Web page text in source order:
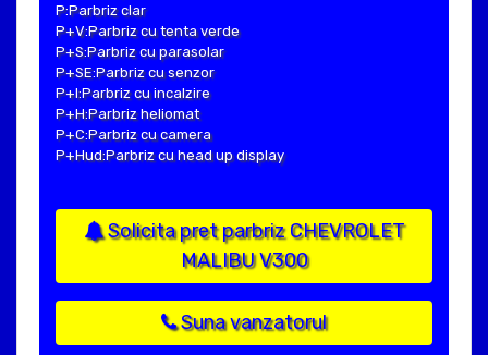
P:Parbriz clar
P+V:Parbriz cu tenta verde
P+S:Parbriz cu parasolar
P+SE:Parbriz cu senzor
P+I:Parbriz cu incalzire
P+H:Parbriz heliomat
P+C:Parbriz cu camera
P+Hud:Parbriz cu head up display
Solicita pret parbriz CHEVROLET
MALIBU V300
Suna vanzatorul